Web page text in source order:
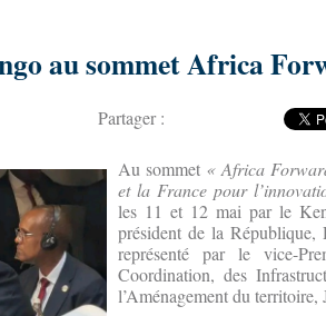
au sommet Africa
Partager :
Au sommet « Africa
et la France pour
les 11 et 12 mai par le
président de la République,
représenté par le vice-
Coordination, des
l’Aménagement du territoire,